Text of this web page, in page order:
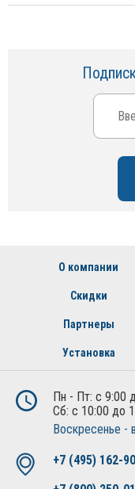
О компании
Скидки
Партнеры
Установка
Пн - Пт: с 9:00
Сб: с 10:00 до
Воскресенье -
+7 (495) 162-